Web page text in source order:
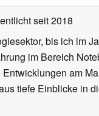
seit 2018
bis ich im
im Bereich
am
tiefe Einblicke in